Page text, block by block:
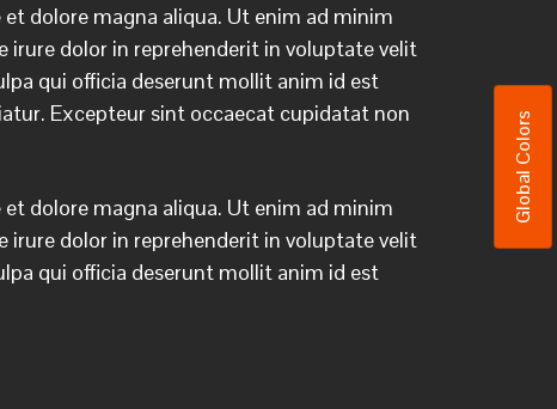
dolore magna aliqua. Ut enim ad minim
dolor in reprehenderit in voluptate velit
qui officia deserunt mollit anim id est
Excepteur sint occaecat cupidatat non
dolore magna aliqua. Ut enim ad minim
dolor in reprehenderit in voluptate velit
qui officia deserunt mollit anim id est
Global Colors